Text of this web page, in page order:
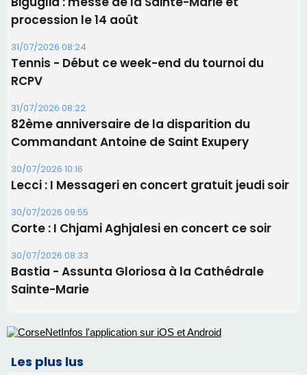
30/07/2026 10:16
Lecci : I Messageri en concert gratuit jeudi soir
30/07/2026 09:55
Corte : I Chjami Aghjalesi en concert ce soir
Bastia - Assunta Gloriosa à la Cathédrale
Sainte-Marie
Satine Nomary est la nouvelle Miss Corse 2026
d'un spectacle qui ne reviendra pas avant 2081
La gendarmerie alerte les restaurateurs corses
face à une nouvelle escroquerie au faux vendeur de
Deux jeunes Ajacciens sur la voie de la médecine
En Corse, un début de saison marqué par une